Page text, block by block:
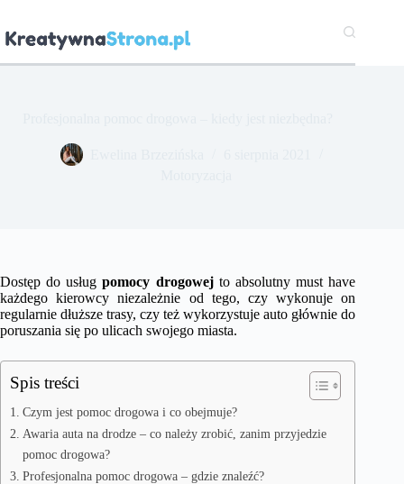
treści
Dostęp do usługpomocy drogowejto absolutny must have
każdego kierowcy niezależnie od tego, czy wykonuje on
regularnie dłuższe trasy, czy też wykorzystuje auto głównie do
poruszania się po ulicach swojego miasta.
Spis treści
Czym jest pomoc drogowa i co obejmuje?
Awaria auta na drodze – co należy zrobić, zanim przyjedzie
pomoc drogowa?
Profesjonalna pomoc drogowa – gdzie znaleźć?